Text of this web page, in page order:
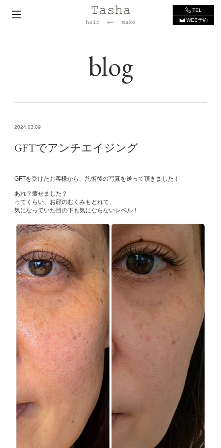
TEL
WEB予約
blog
2024.03.09
GFTでアンチエイジング
GFTを受けたお客様から、施術後の写真を送って頂きました！
あれ？痩せました？
ってくらい、お顔のむくみもとれて、
気になっていた目の下も気にならないレベル！